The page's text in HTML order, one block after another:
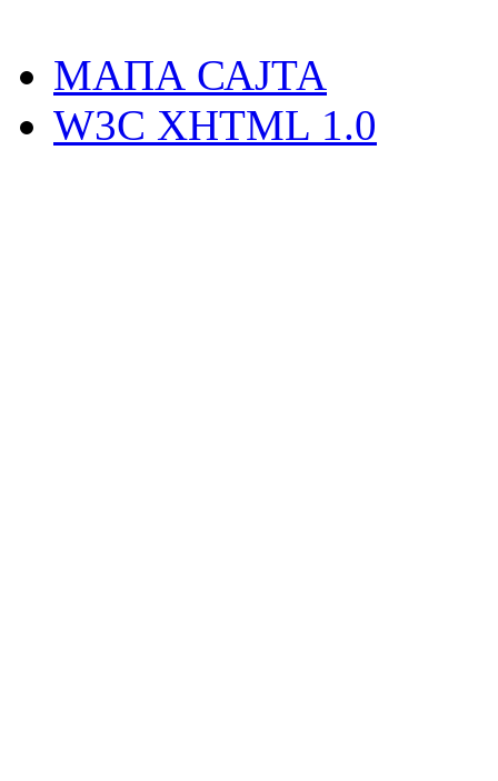
MAПА САЈТА
W3C XHTML 1.0